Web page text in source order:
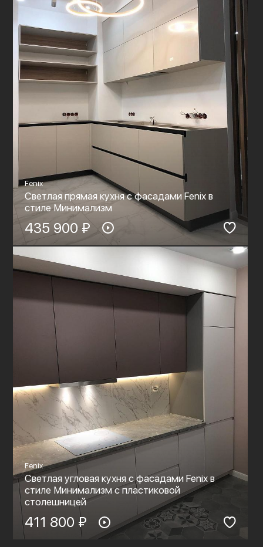
Fenix
Светлая прямая кухня с фасадами Fenix в
стиле Минимализм
435 900 ₽
Fenix
Светлая угловая кухня с фасадами Fenix в
стиле Минимализм с пластиковой
столешницей
411 800 ₽